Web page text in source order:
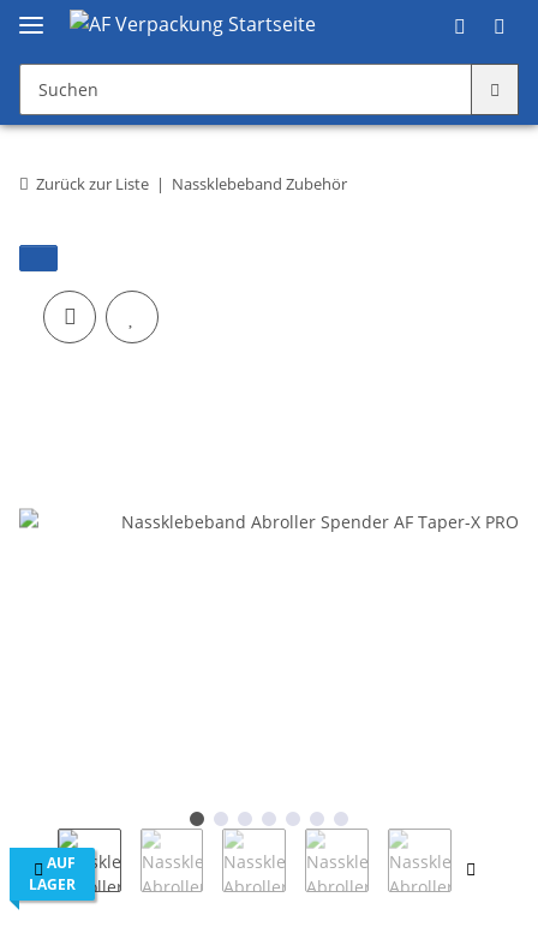
Zurück zur Liste Nassklebeband Zubehör
AUF
LAGER